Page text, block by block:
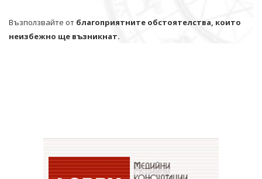
Възползвайте от благоприятните обстоятелства, които
неизбежно ще възникнат.